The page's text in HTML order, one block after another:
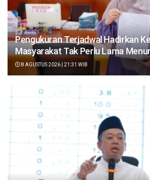
Pengukuran Terjadwal Hadirkan
Masyarakat Tak Perlu Lama
8 AGUSTUS 2026 | 21:31 WIB